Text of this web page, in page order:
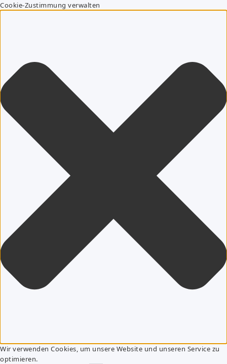
Cookie-Zustimmung verwalten
Wir verwenden Cookies, um unsere Website und unseren Service zu
optimieren.